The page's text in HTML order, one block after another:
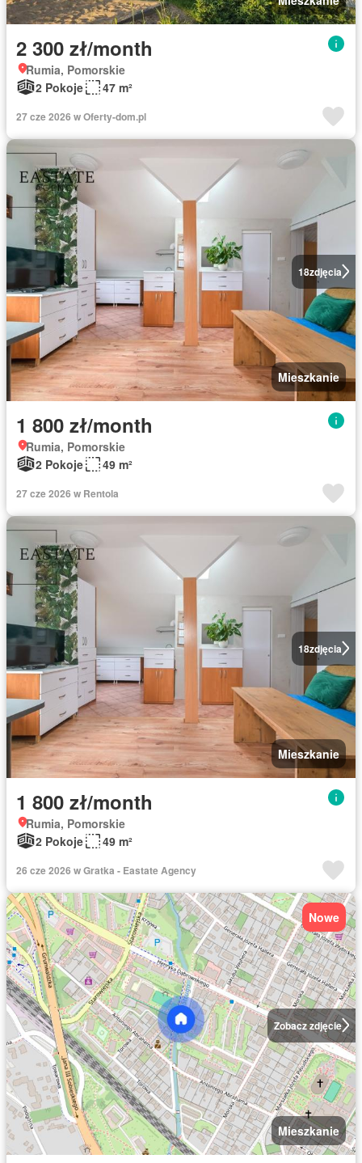
2 300 zł/month
Rumia, Pomorskie
2 Pokoje
47 m²
27 cze 2026 w Oferty-dom.pl
18zdjęcia
Mieszkanie
1 800 zł/month
Rumia, Pomorskie
2 Pokoje
49 m²
27 cze 2026 w Rentola
18zdjęcia
Mieszkanie
1 800 zł/month
Rumia, Pomorskie
2 Pokoje
49 m²
26 cze 2026 w Gratka - Eastate Agency
Zobacz zdjęcie
Nowe
Mieszkanie